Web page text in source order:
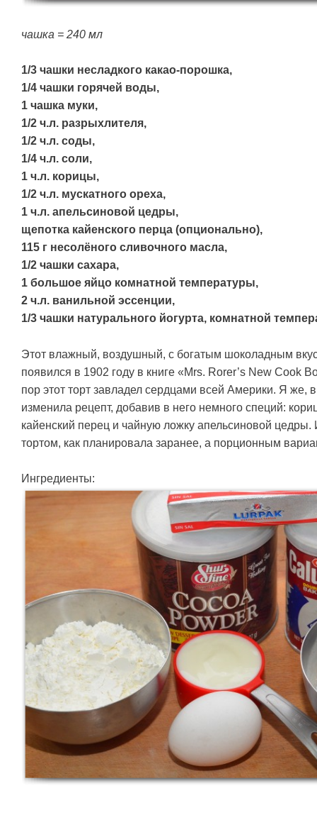
чашка = 240 мл
1/3 чашки несладкого какао-порошка,
1/4 чашки горячей воды,
1 чашка муки,
1/2 ч.л. разрыхлителя,
1/2 ч.л. соды,
1/4 ч.л. соли,
1 ч.л. корицы,
1/2 ч.л. мускатного ореха,
1 ч.л. апельсиновой цедры,
щепотка кайенского перца (опционально),
115 г несолёного сливочного масла,
1/2 чашки сахара,
1 большое яйцо комнатной температуры,
2 ч.л. ванильной эссенции,
1/3 чашки натурального йогурта, комнатной
Этот влажный, воздушный, с богатым шоколадным
появился в 1902 году в книге «Mrs. Rorer’s New Cook
пор этот торт завладел сердцами всей Америки. Я же,
изменила рецепт, добавив в него немного специй:
кайенский перец и чайную ложку апельсиновой
тортом, как планировала заранее, а порционным
Ингредиенты: